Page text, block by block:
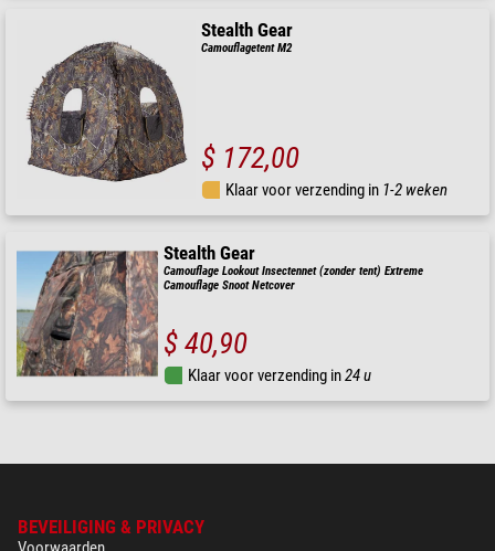
Stealth Gear
Camouflagetent M2
$ 172,00
Klaar voor verzending in 1-2 weken
Stealth Gear
Camouflage Lookout Insectennet (zonder tent) Extreme
Camouflage Snoot Netcover
$ 40,90
Klaar voor verzending in24 u
BEVEILIGING & PRIVACY